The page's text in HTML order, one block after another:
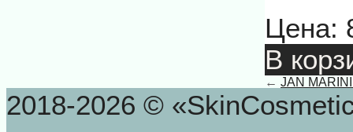
Цена:
В
← JAN
2018-2026 ©